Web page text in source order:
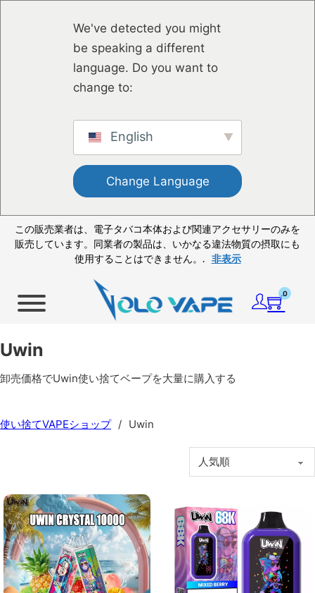
We've detected you might
be speaking a different
language. Do you want to
change to:
English
Change Language
この販売業者は、電子タバコ本体および関連アクセサリーのみを
販売しています。同業者の製品は、いかなる違法物質の摂取にも
使用することはできません。.
非表示
0
Uwin
卸売価格でUwin使い捨てベープを大量に購入する
使い捨てVAPEショップ / Uwin